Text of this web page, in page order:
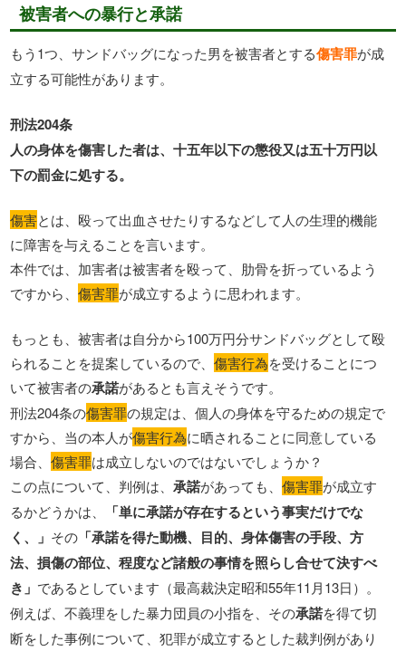
被害者への暴行と承諾
もう1つ、サンドバッグになった男を被害者とする傷害罪が成
立する可能性があります。
刑法204条
人の身体を傷害した者は、十五年以下の懲役又は五十万円以
下の罰金に処する。
傷害とは、殴って出血させたりするなどして人の生理的機能
に障害を与えることを言います。
本件では、加害者は被害者を殴って、肋骨を折っているよう
ですから、傷害罪が成立するように思われます。
もっとも、被害者は自分から100万円分サンドバッグとして殴
られることを提案しているので、傷害行為を受けることにつ
いて被害者の承諾があるとも言えそうです。
刑法204条の傷害罪の規定は、個人の身体を守るための規定で
すから、当の本人が傷害行為に晒されることに同意している
場合、傷害罪は成立しないのではないでしょうか？
この点について、判例は、承諾があっても、傷害罪が成立す
るかどうかは、
「単に承諾が存在するという事実だけでな
く、」 その 「承諾を得た動機、目的、身体傷害の手段、方
法、損傷の部位、程度など諸般の事情を照らし合せて決すべ
き」 であるとしています（最高裁決定昭和55年11月13日）。
例えば、不義理をした暴力団員の小指を、その承諾を得て切
断をした事例について、犯罪が成立するとした裁判例があり